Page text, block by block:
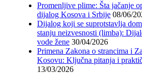
Promenljive plime: Šta jačanje
dijalog Kosova i Srbije 08/06/
Dijalog koji se suprotstavlja
stanju neizvesnosti (limba):
vode žene 30/04/2026
Primena Zakona o strancima i
Kosovu: Ključna pitanja i
13/03/2026